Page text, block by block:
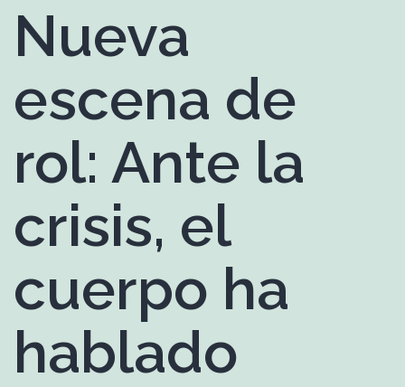
Nueva
escena de
rol: Ante la
crisis, el
cuerpo ha
hablado